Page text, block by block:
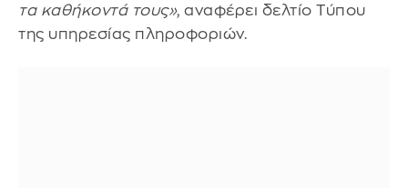
τα καθήκοντά τους», αναφέρει δελτίο Τύπου
της υπηρεσίας πληροφοριών.